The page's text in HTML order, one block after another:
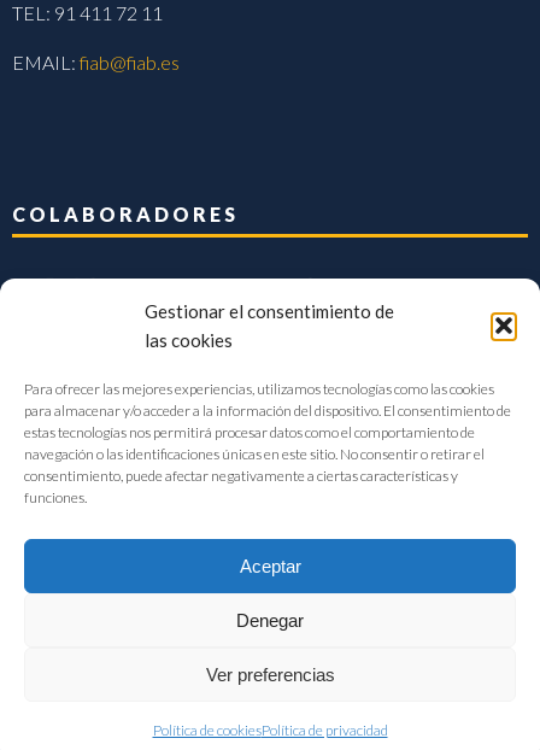
Gestionar el consentimiento de
las cookies
Para ofrecer las mejores experiencias, utilizamos tecnologías como las cookies
para almacenar y/o acceder a la información del dispositivo. El consentimiento de
estas tecnologías nos permitirá procesar datos como el comportamiento de
navegación o las identificaciones únicas en este sitio. No consentir o retirar el
consentimiento, puede afectar negativamente a ciertas características y
funciones.
Aceptar
Denegar
Ver preferencias
Política de cookiesPolítica de privacidad
TEL: 91 411 72 11
EMAIL:fiab@fiab.es
COLABORADORES
FIAB Federación Española de Industrias de la Alimentación y Bebidas